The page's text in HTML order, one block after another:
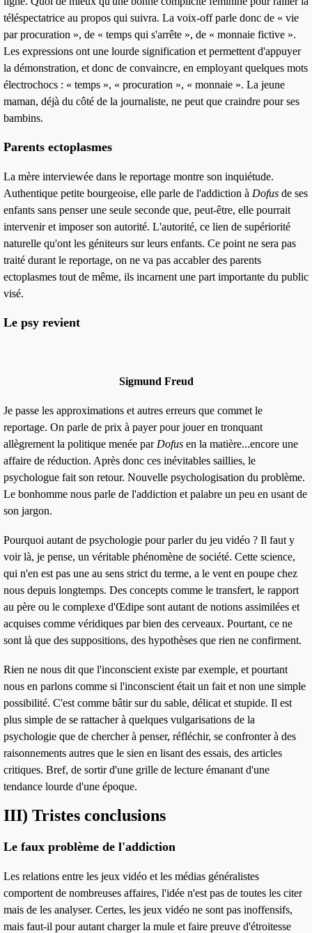
téléspectatrice au propos qui suivra. La voix-off parle donc de « vie
par procuration », de « temps qui s'arrête », de « monnaie fictive ».
Les expressions ont une lourde signification et permettent d'appuyer
la démonstration, et donc de convaincre, en employant quelques mots
électrochocs : « temps », « procuration », « monnaie ». La jeune
maman, déjà du côté de la journaliste, ne peut que craindre pour ses
bambins.
Parents ectoplasmes
La mère interviewée dans le reportage montre son inquiétude.
Authentique petite bourgeoise, elle parle de l'addiction à Dofus de ses
enfants sans penser une seule seconde que, peut-être, elle pourrait
intervenir et imposer son autorité. L'autorité, ce lien de supériorité
naturelle qu'ont les géniteurs sur leurs enfants. Ce point ne sera pas
traité durant le reportage, on ne va pas accabler des parents
ectoplasmes tout de même, ils incarnent une part importante du public
visé.
Le psy revient
Sigmund Freud
Je passe les approximations et autres erreurs que commet le
reportage. On parle de prix à payer pour jouer en tronquant
allègrement la politique menée par Dofus en la matière...encore une
affaire de réduction. Après donc ces inévitables saillies, le
psychologue fait son retour. Nouvelle psychologisation du problème.
Le bonhomme nous parle de l'addiction et palabre un peu en usant de
son jargon.
Pourquoi autant de psychologie pour parler du jeu vidéo ? Il faut y
voir là, je pense, un véritable phénomène de société. Cette science,
qui n'en est pas une au sens strict du terme, a le vent en poupe chez
nous depuis longtemps. Des concepts comme le transfert, le rapport
au père ou le complexe d'Œdipe sont autant de notions assimilées et
acquises comme véridiques par bien des cerveaux. Pourtant, ce ne
sont là que des suppositions, des hypothèses que rien ne confirment.
Rien ne nous dit que l'inconscient existe par exemple, et pourtant
nous en parlons comme si l'inconscient était un fait et non une simple
possibilité. C'est comme bâtir sur du sable, délicat et stupide. Il est
plus simple de se rattacher à quelques vulgarisations de la
psychologie que de chercher à penser, réfléchir, se confronter à des
raisonnements autres que le sien en lisant des essais, des articles
critiques. Bref, de sortir d'une grille de lecture émanant d'une
tendance lourde d'une époque.
III) Tristes conclusions
Le faux problème de l'addiction
Les relations entre les jeux vidéo et les médias généralistes
comportent de nombreuses affaires, l'idée n'est pas de toutes les citer
mais de les analyser. Certes, les jeux vidéo ne sont pas inoffensifs,
mais faut-il pour autant charger la mule et faire preuve d'étroitesse